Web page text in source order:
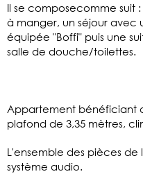
Il se composecomme suit
à manger, un séjour avec
équipée "Boffi" puis une
salle de douche/toilettes.
Appartement bénéficiant
plafond de 3,35 mètres,
L'ensemble des pièces
système audio.